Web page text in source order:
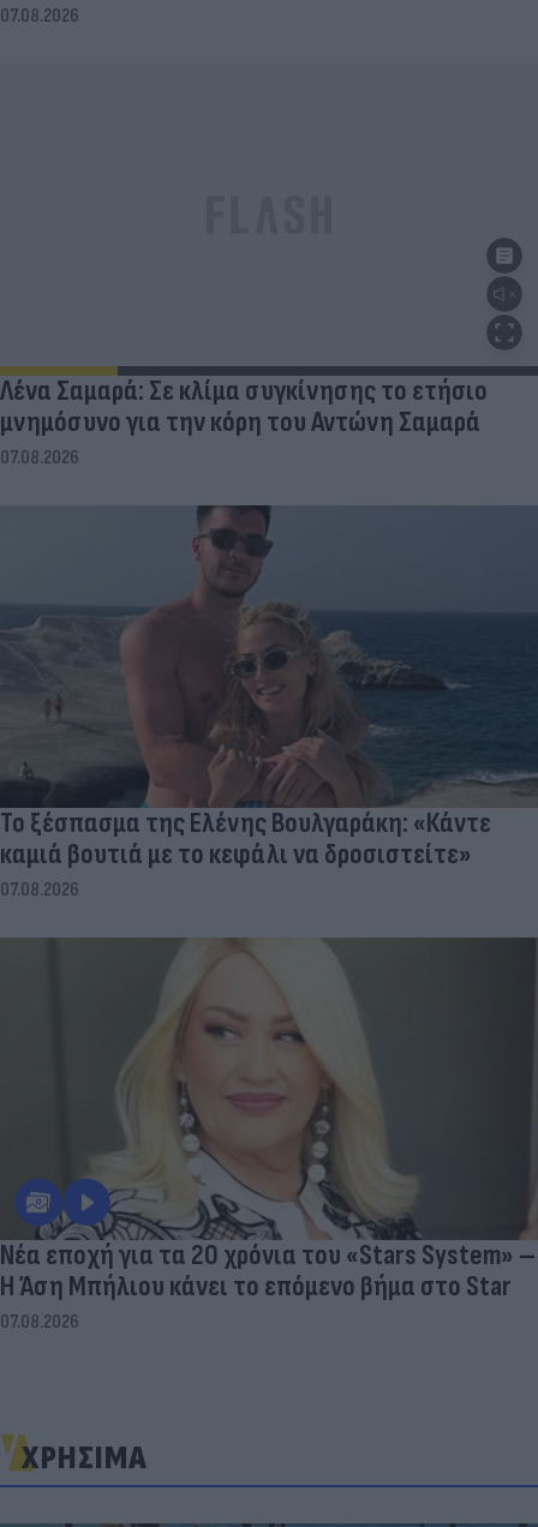
07.08.2026
Λένα Σαμαρά: Σε κλίμα συγκίνησης το ετήσιο
μνημόσυνο για την κόρη του Αντώνη Σαμαρά
07.08.2026
Το ξέσπασμα της Ελένης Βουλγαράκη: «Κάντε
καμιά βουτιά με το κεφάλι να δροσιστείτε»
07.08.2026
Νέα εποχή για τα 20 χρόνια του «Stars System» –
Η Άση Μπήλιου κάνει το επόμενο βήμα στο Star
07.08.2026
ΧΡΗΣΙΜΑ